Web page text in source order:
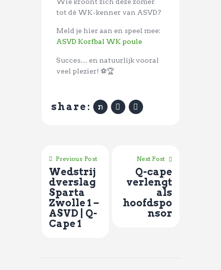
tot dé WK-kenner van ASVD?
Meld je hier aan en speel mee:
ASVD Korfbal WK poule
Succes… en natuurlijk vooral
veel plezier! ⚽🏆
share:
Previous Post
Wedstrij
dverslag
Sparta
Zwolle 1 –
ASVD | Q-
Cape 1
Next Post
Q-cape
verlengt
als
hoofdspo
nsor